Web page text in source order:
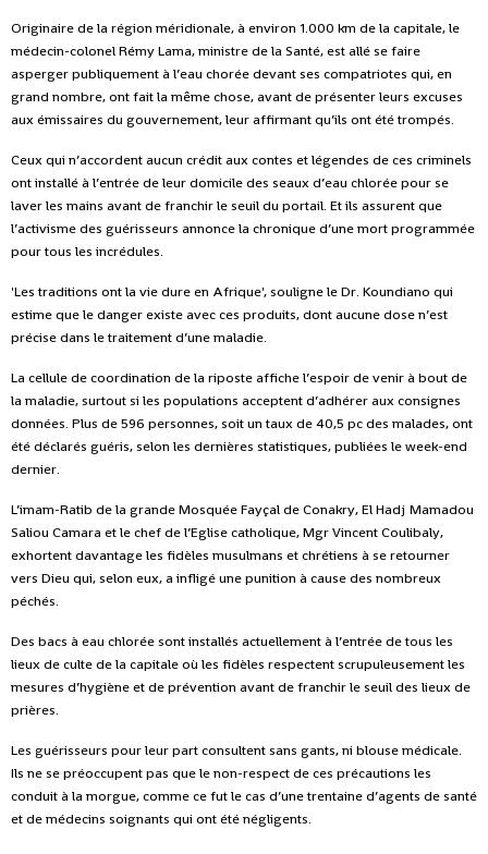
Originaire de la région méridionale, à environ 1.000 km de la capitale, le
médecin-colonel Rémy Lama, ministre de la Santé, est allé se faire
asperger publiquement à l’eau chorée devant ses compatriotes qui, en
grand nombre, ont fait la même chose, avant de présenter leurs excuses
aux émissaires du gouvernement, leur affirmant qu’ils ont été trompés.
Ceux qui n’accordent aucun crédit aux contes et légendes de ces criminels
ont installé à l’entrée de leur domicile des seaux d’eau chlorée pour se
laver les mains avant de franchir le seuil du portail. Et ils assurent que
l’activisme des guérisseurs annonce la chronique d’une mort programmée
pour tous les incrédules.
'Les traditions ont la vie dure en Afrique', souligne le Dr. Koundiano qui
estime que le danger existe avec ces produits, dont aucune dose n’est
précise dans le traitement d’une maladie.
La cellule de coordination de la riposte affiche l’espoir de venir à bout de
la maladie, surtout si les populations acceptent d’adhérer aux consignes
données. Plus de 596 personnes, soit un taux de 40,5 pc des malades, ont
été déclarés guéris, selon les dernières statistiques, publiées le week-end
dernier.
L’imam-Ratib de la grande Mosquée Fayçal de Conakry, El Hadj Mamadou
Saliou Camara et le chef de l’Eglise catholique, Mgr Vincent Coulibaly,
exhortent davantage les fidèles musulmans et chrétiens à se retourner
vers Dieu qui, selon eux, a infligé une punition à cause des nombreux
péchés.
Des bacs à eau chlorée sont installés actuellement à l’entrée de tous les
lieux de culte de la capitale où les fidèles respectent scrupuleusement les
mesures d’hygiène et de prévention avant de franchir le seuil des lieux de
prières.
Les guérisseurs pour leur part consultent sans gants, ni blouse médicale.
Ils ne se préoccupent pas que le non-respect de ces précautions les
conduit à la morgue, comme ce fut le cas d’une trentaine d’agents de santé
et de médecins soignants qui ont été négligents.